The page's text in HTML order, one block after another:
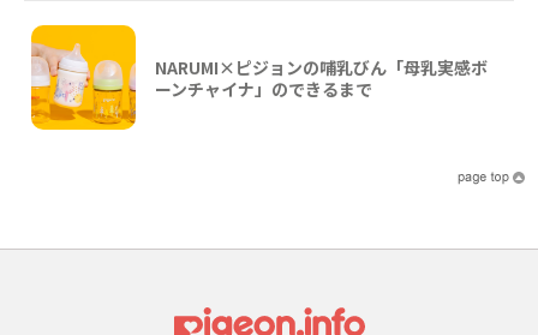
NARUMI×ピジョンの哺乳びん「母乳実感ボ
ーンチャイナ」のできるまで